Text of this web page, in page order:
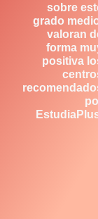
sobre
grado
valoran
forma
positiva